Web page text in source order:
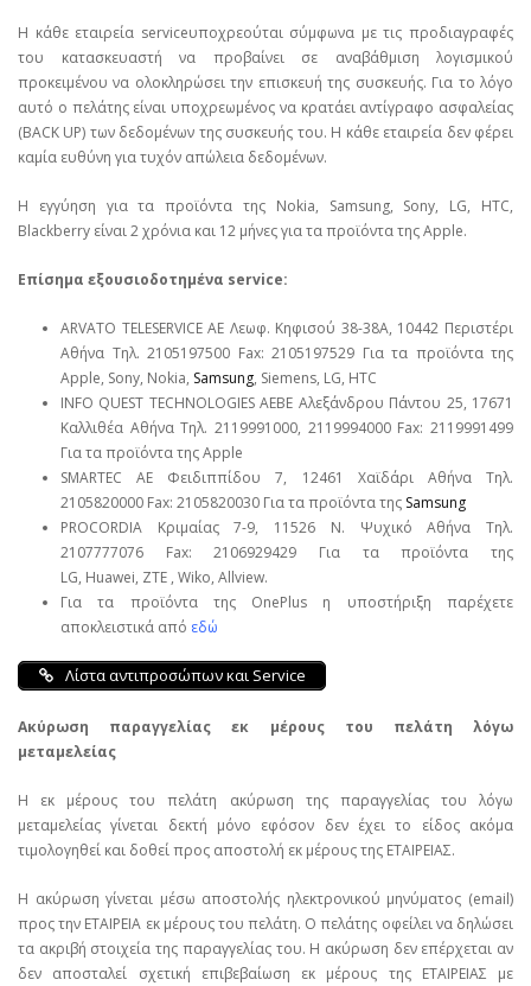
Η κάθε εταιρεία serviceυποχρεούται σύμφωνα με τις προδιαγραφές
του κατασκευαστή να προβαίνει σε αναβάθμιση λογισμικού
προκειμένου να ολοκληρώσει την επισκευή της συσκευής. Για το λόγο
αυτό ο πελάτης είναι υποχρεωμένος να κρατάει αντίγραφο ασφαλείας
(BACK UP) των δεδομένων της συσκευής του. Η κάθε εταιρεία δεν φέρει
καμία ευθύνη για τυχόν απώλεια δεδομένων.
Η εγγύηση για τα προϊόντα της Nokia, Samsung, Sony, LG, HTC,
Blackberry είναι 2 χρόνια και 12 μήνες για τα προϊόντα της Apple.
Επίσημα εξουσιοδοτημένα service:
ARVATO TELESERVICE ΑΕ Λεωφ. Κηφισού 38-38Α, 10442 Περιστέρι
Αθήνα Τηλ. 2105197500 Fax: 2105197529 Για τα προϊόντα της
Apple, Sony, Nokia, Samsung, Siemens, LG, HTC
INFO QUEST TECHNOLOGIES ΑΕΒΕ Αλεξάνδρου Πάντου 25, 17671
Καλλιθέα Αθήνα Τηλ. 2119991000, 2119994000 Fax: 2119991499
Για τα προϊόντα της Apple
SMARTEC ΑΕ Φειδιππίδου 7, 12461 Χαϊδάρι Αθήνα Τηλ.
2105820000 Fax: 2105820030 Για τα προϊόντα της Samsung
PROCORDIA Κριμαίας 7-9, 11526 Ν. Ψυχικό Αθήνα Τηλ.
2107777076 Fax: 2106929429 Για τα προϊόντα της
LG, Huawei, ΖΤΕ , Wiko, Allview.
Για τα προϊόντα της OnePlus η υποστήριξη παρέχετε
αποκλειστικά από εδώ
Λίστα αντιπροσώπων και Service
Ακύρωση παραγγελίας εκ μέρους του πελάτη λόγω
μεταμελείας
Η εκ μέρους του πελάτη ακύρωση της παραγγελίας του λόγω
μεταμελείας γίνεται δεκτή μόνο εφόσον δεν έχει το είδος ακόμα
τιμολογηθεί και δοθεί προς αποστολή εκ μέρους της ΕΤΑΙΡΕΙΑΣ.
Η ακύρωση γίνεται μέσω αποστολής ηλεκτρονικού μηνύματος (email)
προς την ΕΤΑΙΡΕΙΑ εκ μέρους του πελάτη. Ο πελάτης οφείλει να δηλώσει
τα ακριβή στοιχεία της παραγγελίας του. Η ακύρωση δεν επέρχεται αν
δεν αποσταλεί σχετική επιβεβαίωση εκ μέρους της ΕΤΑΙΡΕΙΑΣ με